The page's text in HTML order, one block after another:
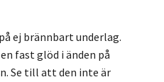
ej brännbart underlag.
fast glöd i änden på
Se till att den inte är